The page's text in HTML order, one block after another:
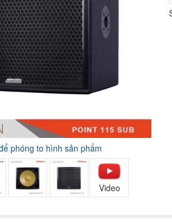
phóng to hình sản phẩm
Video